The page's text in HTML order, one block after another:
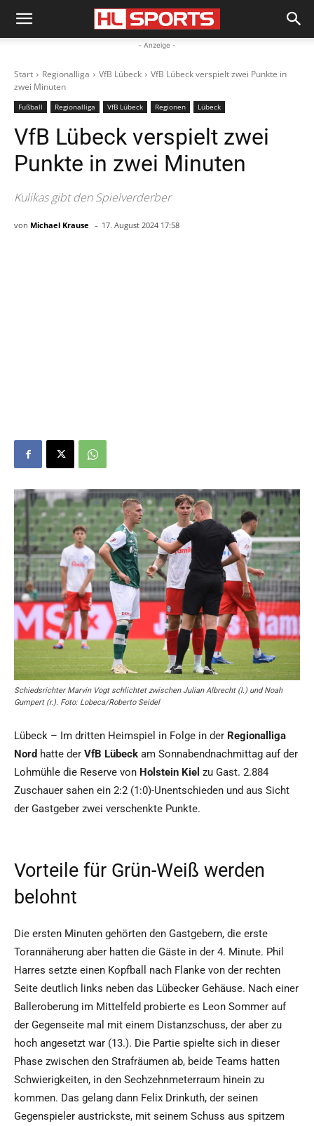
- Anzeige -
Start Regionalliga VfB Lübeck
VfB Lübeck verspielt zwei Punkte in
zwei Minuten
Fußball Regionalliga VfB Lübeck Regionen Lübeck
VfB Lübeck verspielt zwei
Punkte in zwei Minuten
Kulikas gibt den Spielverderber
von Michael Krause - 17. August 2024 17:58
Schiedsrichter Marvin Vogt schlichtet zwischen Julian Albrecht (l.) und Noah
Gumpert (r.). Foto: Lobeca/Roberto Seidel
Lübeck – Im dritten Heimspiel in Folge in der Regionalliga
Nord hatte der VfB Lübeck am Sonnabendnachmittag auf der
Lohmühle die Reserve von Holstein Kiel zu Gast. 2.884
Zuschauer sahen ein 2:2 (1:0)-Unentschieden und aus Sicht
der Gastgeber zwei verschenkte Punkte.
Vorteile für Grün-Weiß werden
belohnt
Die ersten Minuten gehörten den Gastgebern, die erste
Torannäherung aber hatten die Gäste in der 4. Minute. Phil
Harres setzte einen Kopfball nach Flanke von der rechten
Seite deutlich links neben das Lübecker Gehäuse. Nach einer
Balleroberung im Mittelfeld probierte es Leon Sommer auf
der Gegenseite mal mit einem Distanzschuss, der aber zu
hoch angesetzt war (13.). Die Partie spielte sich in dieser
Phase zwischen den Strafräumen ab, beide Teams hatten
Schwierigkeiten, in den Sechzehnmeterraum hinein zu
kommen. Das gelang dann Felix Drinkuth, der seinen
Gegenspieler austrickste, mit seinem Schuss aus spitzem